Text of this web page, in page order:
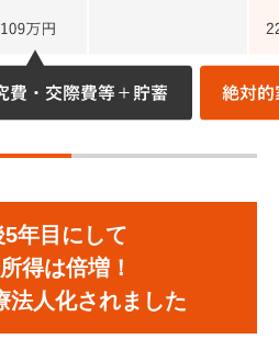
5年目にして
得は倍増！
法人化されました